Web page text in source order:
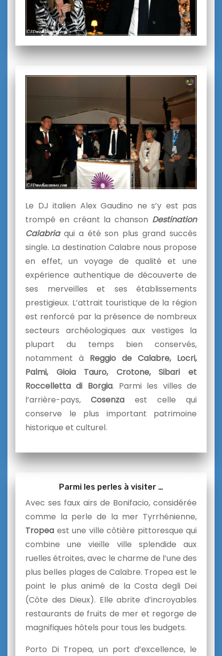
Le DJ italien Alex Gaudino ne s’y est pas
trompé en créant la chanson Destination
Calabriaqui a été son plus grand succès
single. La destination Calabre nous propose
en effet, un voyage de qualité et une
expérience authentique de découverte de
ses merveilles et ses établissements
prestigieux. L’attrait touristique de la région
est renforcé par la présence de nombreux
secteurs archéologiques aux vestiges la
plupart du temps bien conservés,
notamment à Reggio de Calabre, Locri,
Palmi, Gioia Tauro, Crotone, Sibari et
Roccelletta di Borgia. Parmi les villes de
l’arrière-pays,Cosenza est celle qui
conserve le plus important patrimoine
historique et culturel.
Parmi les perles à visiter …
Avec ses faux airs de Bonifacio, considérée
comme la perle de la mer Tyrrhénienne,
Tropea est une ville côtière pittoresque qui
combine une vieille ville splendide aux
ruelles étroites, avec le charme de l’une des
plus belles plages de Calabre. Tropea est le
point le plus animé de la Costa degli Dei
(Côte des Dieux). Elle abrite d’incroyables
restaurants de fruits de mer et regorge de
magnifiques hôtels pour tous les budgets.
Porto Di Tropea, un port d’excellence, le